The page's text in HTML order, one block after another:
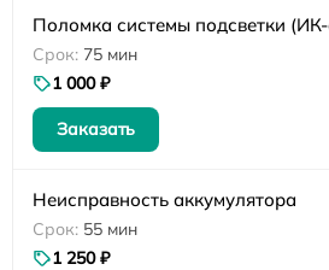
Поломка системы подсветки (ИК-
75 мин
1 000 ₽
Заказать
Неисправность аккумулятора
55 мин
1 250 ₽